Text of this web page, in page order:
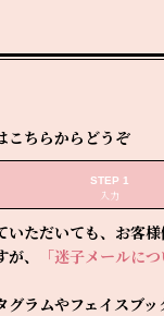
こちらからどうぞ
STEP 1
入力
いただいても、お客
、
「迷子メールにつ
グラムやフェイスブ